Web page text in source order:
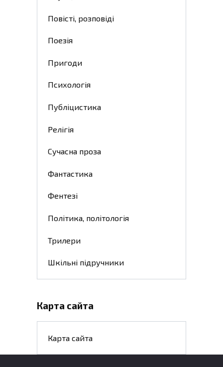
Повісті, розповіді
Поезія
Пригоди
Психологія
Публіцистика
Релігія
Сучасна проза
Фантастика
Фентезі
Політика, політологія
Трилери
Шкільні підручники
Карта сайта
Карта сайта